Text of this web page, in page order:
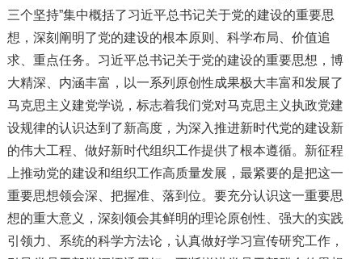
三个坚持”集中概括了习近平总书记关于党的建设的重要思
想，深刻阐明了党的建设的根本原则、科学布局、价值追
求、重点任务。习近平总书记关于党的建设的重要思想，博
大精深、内涵丰富，以一系列原创性成果极大丰富和发展了
马克思主义建党学说，标志着我们党对马克思主义执政党建
设规律的认识达到了新高度，为深入推进新时代党的建设新
的伟大工程、做好新时代组织工作提供了根本遵循。新征程
上推动党的建设和组织工作高质量发展，最紧要的是把这一
重要思想领会深、把握准、落到位。要充分认识这一重要思
想的重大意义，深刻领会其鲜明的理论原创性、强大的实践
引领力、系统的科学方法论，认真做好学习宣传研究工作，